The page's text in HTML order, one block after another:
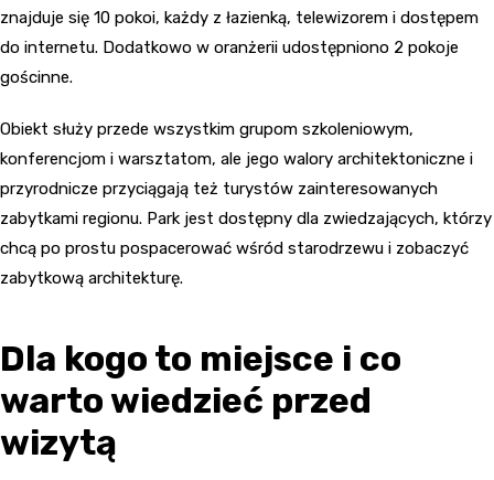
znajduje się 10 pokoi, każdy z łazienką, telewizorem i dostępem
do internetu. Dodatkowo w oranżerii udostępniono 2 pokoje
gościnne.
Obiekt służy przede wszystkim grupom szkoleniowym,
konferencjom i warsztatom, ale jego walory architektoniczne i
przyrodnicze przyciągają też turystów zainteresowanych
zabytkami regionu. Park jest dostępny dla zwiedzających, którzy
chcą po prostu pospacerować wśród starodrzewu i zobaczyć
zabytkową architekturę.
Dla kogo to miejsce i co
warto wiedzieć przed
wizytą